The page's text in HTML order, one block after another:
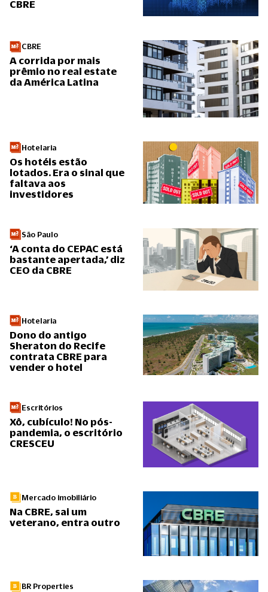
CBRE
CBRE
A corrida por mais
prêmio no real estate
da América Latina
Hotelaria
Os hotéis estão
lotados. Era o sinal que
faltava aos
investidores
São Paulo
‘A conta do CEPAC está
bastante apertada,’ diz
CEO da CBRE
Hotelaria
Dono do antigo
Sheraton do Recife
contrata CBRE para
vender o hotel
Escritórios
Xô, cubículo! No pós-
pandemia, o escritório
CRESCEU
Mercado imobiliário
Na CBRE, sai um
veterano, entra outro
BR Properties